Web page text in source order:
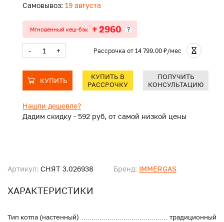
Артикул: СНЯТ 3.026938 Бренд: IMMERGAS
ХАРАКТЕРИСТИКИ
Тип котла (настенный)
традиционный
Самовывоз: 19 августа
Мгновенный кеш-бэк + 2960 ?
- + Рассрочка от 14 799.00 ₽/мес
КУПИТЬ
КУПИТЬ В
РАССРОЧКУ
ПОЛУЧИТЬ
КОНСУЛЬТАЦИЮ
Нашли дешевле?
Дадим скидку - 592 руб, от самой низкой цены